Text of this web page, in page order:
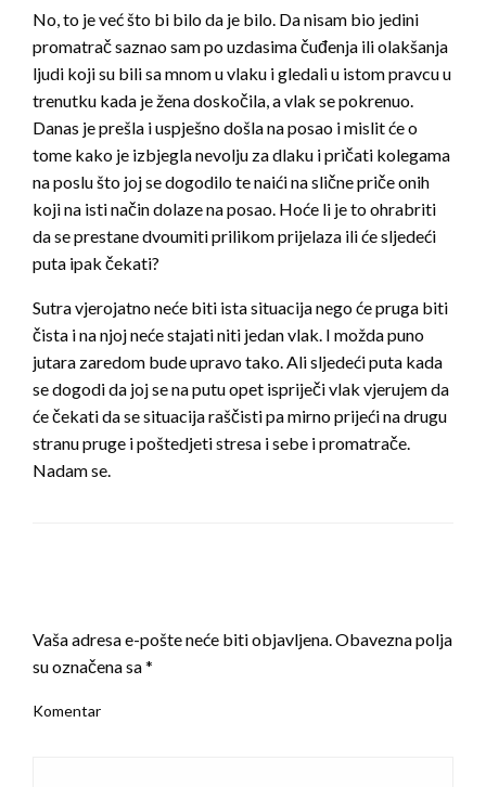
No, to je već što bi bilo da je bilo. Da nisam bio jedini
promatrač saznao sam po uzdasima čuđenja ili olakšanja
ljudi koji su bili sa mnom u vlaku i gledali u istom pravcu u
trenutku kada je žena doskočila, a vlak se pokrenuo.
Danas je prešla i uspješno došla na posao i mislit će o
tome kako je izbjegla nevolju za dlaku i pričati kolegama
na poslu što joj se dogodilo te naići na slične priče onih
koji na isti način dolaze na posao. Hoće li je to ohrabriti
da se prestane dvoumiti prilikom prijelaza ili će sljedeći
puta ipak čekati?
Sutra vjerojatno neće biti ista situacija nego će pruga biti
čista i na njoj neće stajati niti jedan vlak. I možda puno
jutara zaredom bude upravo tako. Ali sljedeći puta kada
se dogodi da joj se na putu opet ispriječi vlak vjerujem da
će čekati da se situacija raščisti pa mirno prijeći na drugu
stranu pruge i poštedjeti stresa i sebe i promatrače.
Nadam se.
Vaša adresa e-pošte neće biti objavljena.Obavezna polja
su označena sa*
Komentar